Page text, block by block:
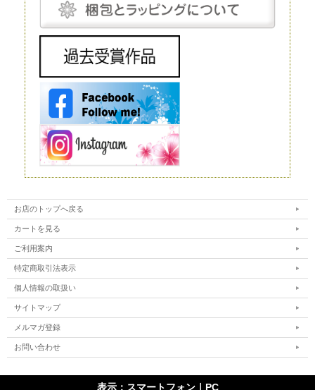
元々、寿命が短いということもあり、一生懸命手をかけても、多くの場
合、1～2週間で寿命を迎えてしまうことは生花の宿命ではありますが、
飾ることを考えるとデメリットだといえるでしょう。 生花は豪華なディ
スプレイとして使われることもありますが、お花の種類によってはとても
高価で、また、当然ながら長期間飾ることはできません。
造花は、実在するお花をモチーフにして作られる人工的なお花です。人工
ブドフラワーが原材料に生花を使うのに対し、造花は化学繊維やワイヤー
などを使いますので、まったく性質が異なります。
インテリアやフラワーアレンジメントにもよく利用されており、高いクオ
リティを持つ造花は、値段も高い代わりに驚くほど繊細です。それでも、
ルックスや質感については、やはりほかの花と比較するものではありませ
ん。 もちろん、何も手をかけなくても美しさを保ってくれるということ
は、この造花の大きなメリットだといえるでしょう。
ドライフラワー
ドライフラワーは、プリザーブドフラワー同様、生花から作られるお花で
す。文字どおり、生花を乾燥させたものがドライフラワーです。水分を抜
ことは、このドライフラワーの弱点だといえるでしょう。
お店のトップへ戻る
カートを見る
ご利用案内
特定商取引法表示
個人情報の取扱い
サイトマップ
メルマガ登録
お問い合わせ
表示：スマートフォン｜ PC